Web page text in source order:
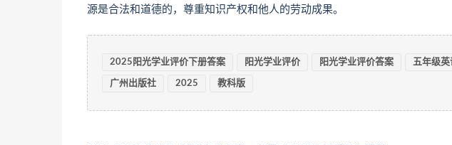
源是合法和道德的，尊重知识产权和他人的劳动成果。
2025阳光学业评价下册答案 阳光学业评价 阳光学业评价答案 五年级英
广州出版社 2025 教科版